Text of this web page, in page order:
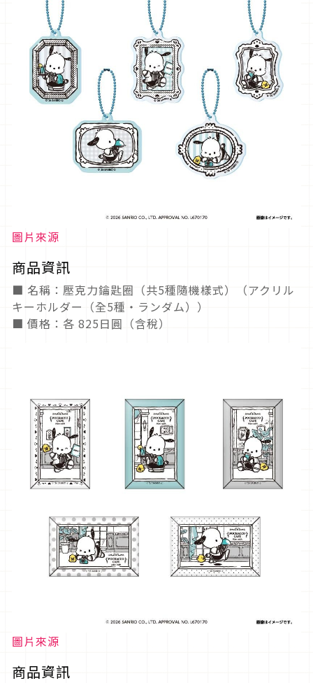
圖片來源
商品資訊
■ 名稱：壓克力鑰匙圈（共5種隨機樣式）（アクリル
キーホルダー（全5種・ランダム））
■ 價格：各 825日圓（含稅）
圖片來源
商品資訊